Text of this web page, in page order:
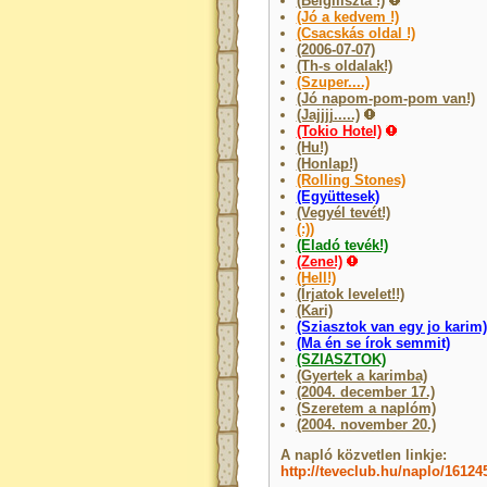
(Jó a kedvem !)
(Csacskás oldal !)
(2006-07-07)
(Th-s oldalak!)
(Szuper....)
(Jó napom-pom-pom van!)
(Jajjjj.....)
(Tokio Hotel)
(Hu!)
(Honlap!)
(Rolling Stones)
(Együttesek)
(Vegyél tevét!)
(:))
(Eladó tevék!)
(Zene!)
(Hell!)
(Írjatok levelet!!)
(Kari)
(Sziasztok van egy jo karim)
(Ma én se írok semmit)
(SZIASZTOK)
(Gyertek a karimba)
(2004. december 17.)
(Szeretem a naplóm)
(2004. november 20.)
A napló közvetlen linkje:
http://teveclub.hu/naplo/